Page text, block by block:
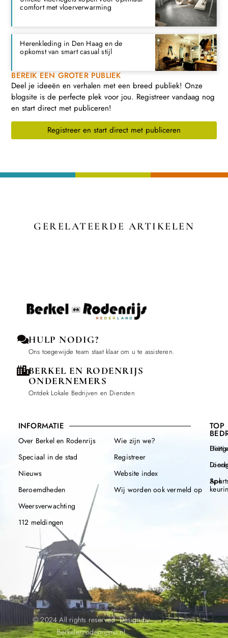
comfort met vloerverwarming
Herenkleding in Den Haag en de
opkomst van smart casual stijl
BEREIK EEN GROTER PUBLIEK
Deel je ideeën en verhalen met een breed publiek! Onze
blogsite is de perfecte plek voor jou. Registreer vandaag nog
en start direct met publiceren!
Registreer en start direct met publiceren
GERELATEERDE ARTIKELEN
HULP NODIG?
Ons toegewijde team staat klaar om u te assisteren.
BERKEL EN RODENRIJS
ONDERNEMERS
Ontdek Lokale Bedrijven en Diensten
INFORMATIE
Over Berkel en Rodenrijs
Speciaal in de stad
Nieuws
Beroemdheden
Weersverwachting
112 meldingen
Wie zijn we?
Registreer
Website index
Wij worden ook vermeld op
TOP
Apk
© 2024 All rights reserved. Design by
Berkelenrodenrijsnu.nl